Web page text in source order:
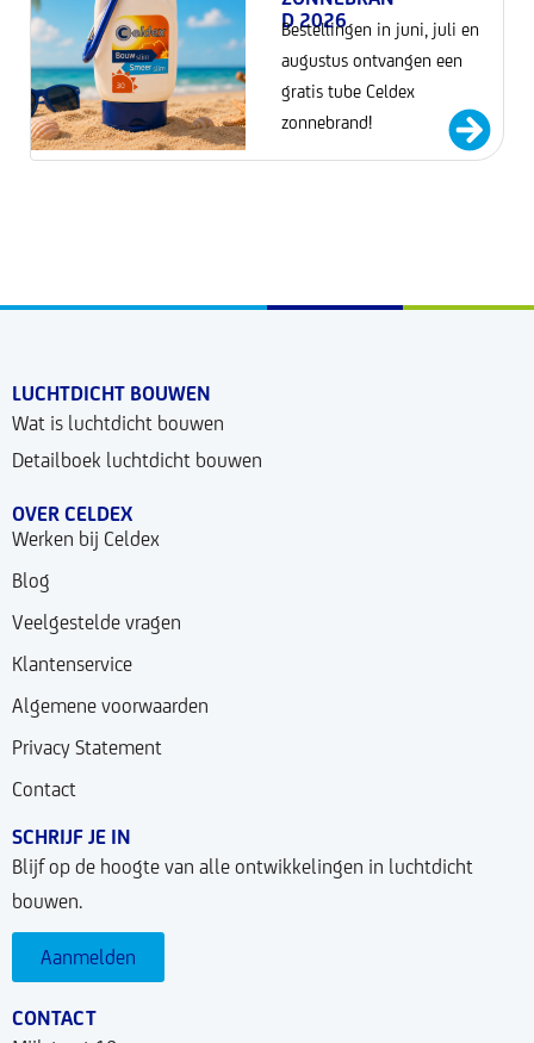
D 2026
Bestellingen in juni, juli en
augustus ontvangen een
gratis tube Celdex
zonnebrand!
LUCHTDICHT BOUWEN
Wat is luchtdicht bouwen
Detailboek luchtdicht bouwen
OVER CELDEX
Werken bij Celdex
Blog
Veelgestelde vragen
Klantenservice
Algemene voorwaarden
Privacy Statement
Contact
SCHRIJF JE IN
Blijf op de hoogte van alle ontwikkelingen in luchtdicht
bouwen.
Aanmelden
CONTACT